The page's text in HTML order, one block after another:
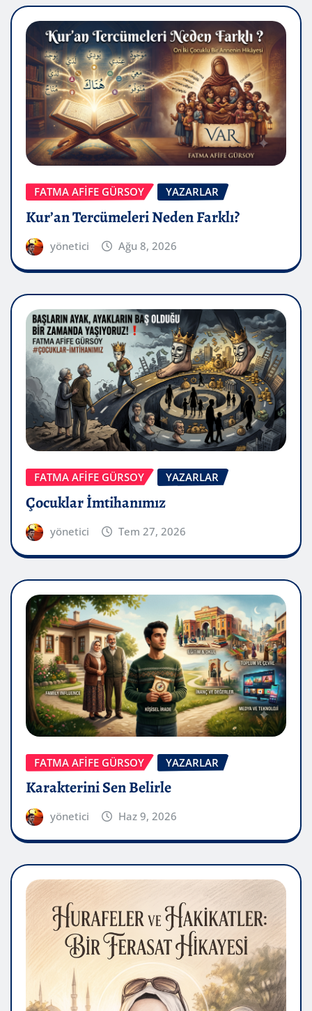
FATMA AFİFE GÜRSOY YAZARLAR
Kur’an Tercümeleri Neden Farklı?
yönetici Ağu 8, 2026
FATMA AFİFE GÜRSOY YAZARLAR
Çocuklar İmtihanımız
yönetici Tem 27, 2026
FATMA AFİFE GÜRSOY YAZARLAR
Karakterini Sen Belirle
yönetici Haz 9, 2026